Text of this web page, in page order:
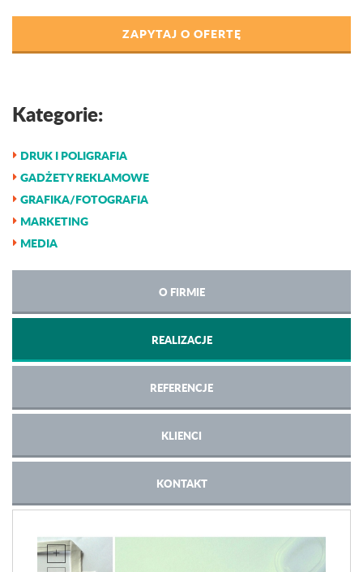
ZAPYTAJ O OFERTĘ
Kategorie:
DRUK I POLIGRAFIA
GADŻETY REKLAMOWE
GRAFIKA/FOTOGRAFIA
MARKETING
MEDIA
O FIRMIE
REALIZACJE
REFERENCJE
KLIENCI
KONTAKT